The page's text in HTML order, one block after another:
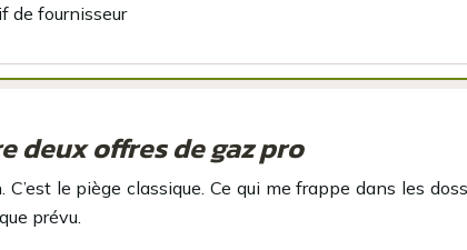
de fournisseur
deux offres de gaz pro
le piège classique. Ce qui me frappe dans les
prévu.